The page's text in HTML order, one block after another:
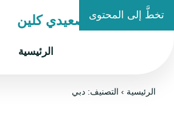
تخطَّ إلى المحتوى
شركة الصعيدي كلين
الرئيسية
الرئيسية › التصنيف: دبي